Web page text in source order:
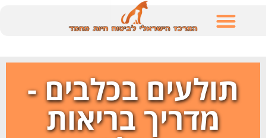
תולעים בכלבים -
מדריך בריאות